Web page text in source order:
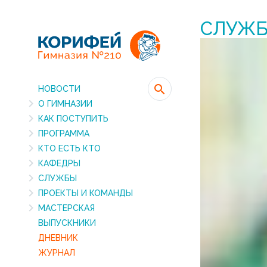
НОВОСТИ
О ГИМНАЗИИ
КАК ПОСТУПИТЬ
ПРОГРАММА
КТО ЕСТЬ КТО
КАФЕДРЫ
СЛУЖБЫ
ПРОЕКТЫ И КОМАНДЫ
МАСТЕРСКАЯ
ВЫПУСКНИКИ
ДНЕВНИК
ЖУРНАЛ